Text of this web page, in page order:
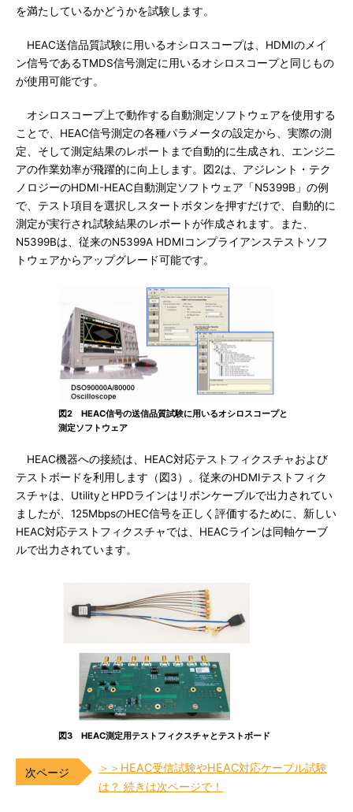
を満たしているかどうかを試験します。
HEAC送信品質試験に用いるオシロスコープは、HDMIのメイ
ン信号であるTMDS信号測定に用いるオシロスコープと同じもの
が使用可能です。
オシロスコープ上で動作する自動測定ソフトウェアを使用する
ことで、HEAC信号測定の各種パラメータの設定から、実際の測
定、そして測定結果のレポートまで自動的に生成され、エンジニ
アの作業効率が飛躍的に向上します。図2は、アジレント・テク
ノロジーのHDMI-HEAC自動測定ソフトウェア「N5399B」の例
で、テスト項目を選択しスタートボタンを押すだけで、自動的に
測定が実行され試験結果のレポートが作成されます。また、
N5399Bは、従来のN5399A HDMIコンプライアンステストソフ
トウェアからアップグレード可能です。
図2 HEAC信号の送信品質試験に用いるオシロスコープと
測定ソフトウェア
HEAC機器への接続は、HEAC対応テストフィクスチャおよび
テストボードを利用します（図3）。従来のHDMIテストフィク
スチャは、UtilityとHPDラインはリボンケーブルで出力されてい
ましたが、125MbpsのHEC信号を正しく評価するために、新しい
HEAC対応テストフィクスチャでは、HEACラインは同軸ケーブ
ルで出力されています。
図3 HEAC測定用テストフィクスチャとテストボード
＞＞HEAC受信試験やHEAC対応ケーブル試験
は？ 続きは次ページで！